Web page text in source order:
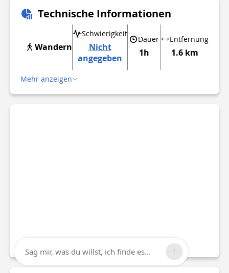
Technische Informationen
Wandern
Schwierigkeit
Nicht
angegeben
Dauer
1h
Entfernung
1.6 km
Mehr anzeigen
Sag mir, was du willst, ich finde es...